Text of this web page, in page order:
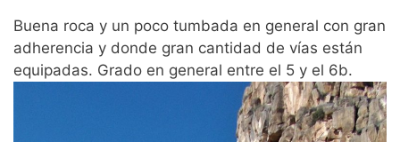
Buena roca y un poco tumbada en general con gran
adherencia y donde gran cantidad de vías están
equipadas. Grado en general entre el 5 y el 6b.